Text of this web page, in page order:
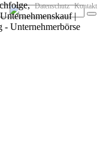
Datenschutz Kontakt